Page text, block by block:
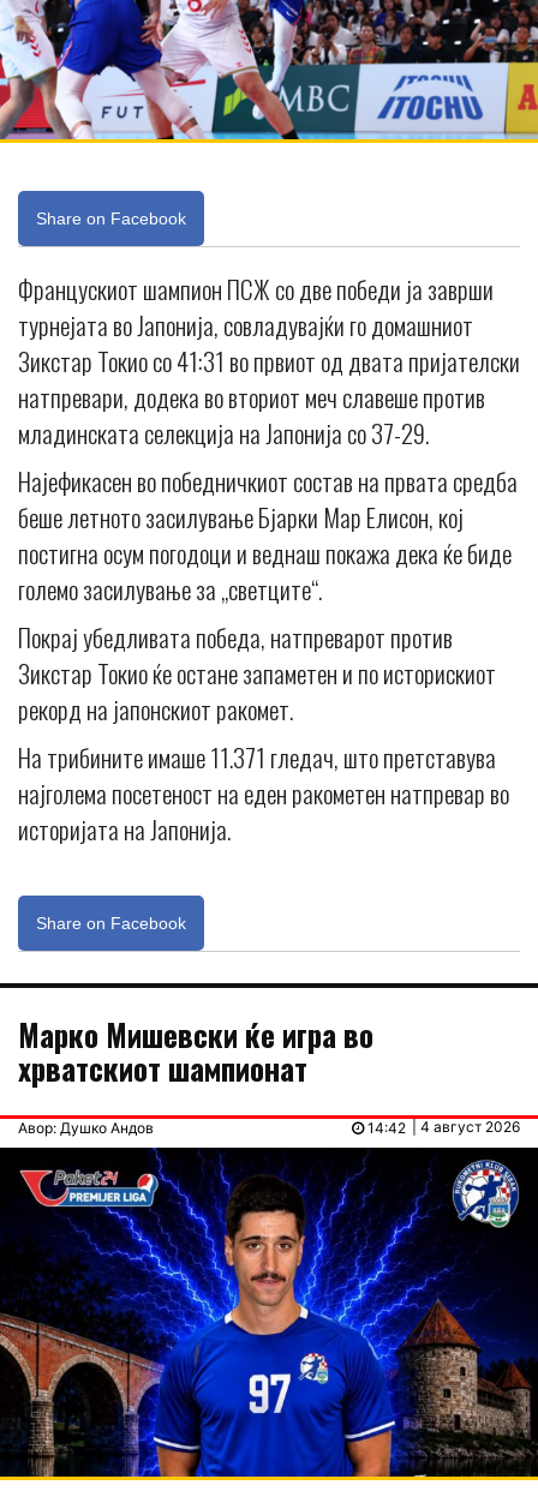
Share on Facebook
Францускиот шампион ПСЖ со две победи ја заврши
турнејата во Јапонија, совладувајќи го домашниот
Зикстар Токио со 41:31 во првиот од двата пријателски
натпревари, додека во вториот меч славеше против
младинската селекција на Јапонија со 37-29.
Најефикасен во победничкиот состав на првата средба
беше летното засилување Бјарки Мар Елисон, кој
постигна осум погодоци и веднаш покажа дека ќе биде
големо засилување за „светците“.
Покрај убедливата победа, натпреварот против
Зикстар Токио ќе остане запаметен и по историскиот
рекорд на јапонскиот ракомет.
На трибините имаше 11.371 гледач, што претставува
најголема посетеност на еден ракометен натпревар во
историјата на Јапонија.
Share on Facebook
Марко Мишевски ќе игра во
хрватскиот шампионат
Авор: Душко Андов | 4 август 2026
14:42